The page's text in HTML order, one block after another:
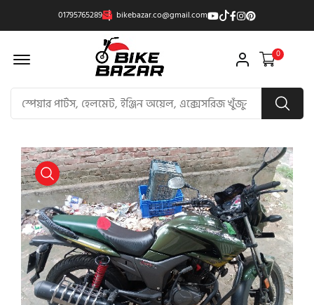
01795765289 bikebazar.co@gmail.com
Offcanvas Menu Open 0
product view